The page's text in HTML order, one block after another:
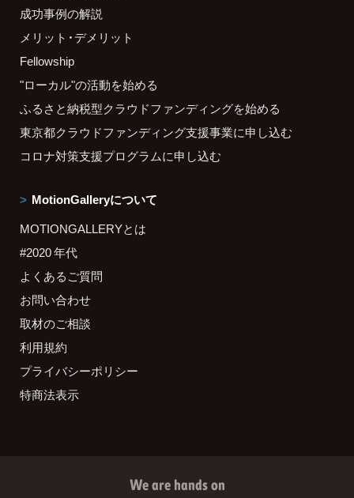
成功事例の解説
メリット・デメリット
Fellowship
"ローカル"の活動を始める
ふるさと納税型クラウドファンディングを始める
東京都クラウドファンディング支援事業に申し込む
コロナ対策支援プログラムに申し込む
MotionGalleryについて
MOTIONGALLERYとは
#2020 年代
よくあるご質問
お問い合わせ
取材のご相談
利用規約
プライバシーポリシー
特商法表示
We are hands on